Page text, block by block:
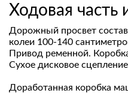
Ходовая часть
Дорожный просвет
колеи 100-140
Привод ременной.
Сухое дисковое
Доработанная коробка